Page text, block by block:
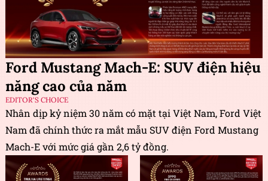
Ford Mustang Mach-E: SUV điện hiệu
năng cao của năm
EDITOR'S CHOICE
Nhân dịp kỷ niệm 30 năm có mặt tại Việt Nam, Ford Việt
Nam đã chính thức ra mắt mẫu SUV điện Ford Mustang
Mach-E với mức giá gần 2,6 tỷ đồng.